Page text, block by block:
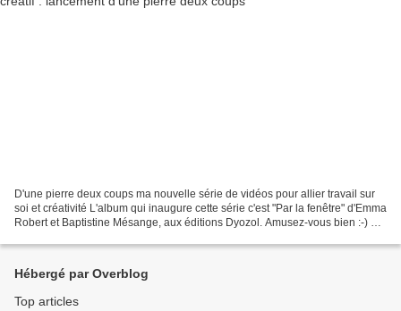
D'une pierre deux coups ma nouvelle série de vidéos pour allier travail sur
soi et créativité L'album qui inaugure cette série c'est "Par la fenêtre" d'Emma
Robert et Baptistine Mésange, aux éditions Dyozol. Amusez-vous bien :-) Et
Hébergé par Overblog
Top articles